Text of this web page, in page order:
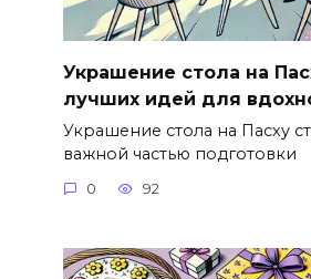
Украшение стола на
лучших идей для
Украшение стола на Пасху
важной частью подготовки
0 92